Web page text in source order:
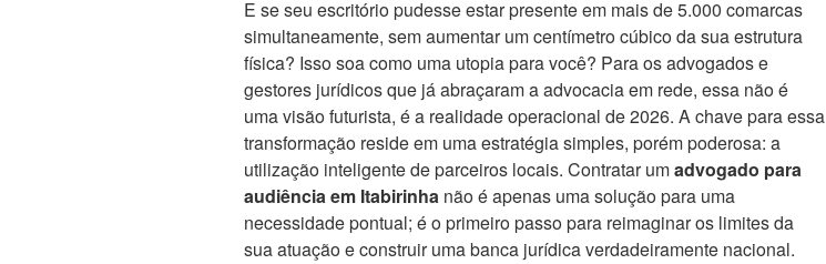
E se seu escritório pudesse estar presente em mais de 5.000 comarcas
simultaneamente, sem aumentar um centímetro cúbico da sua estrutura
física? Isso soa como uma utopia para você? Para os advogados e
gestores jurídicos que já abraçaram a advocacia em rede, essa não é
uma visão futurista, é a realidade operacional de 2026. A chave para essa
transformação reside em uma estratégia simples, porém poderosa: a
utilização inteligente de parceiros locais. Contratar umadvogado para
audiência em Itabirinha não é apenas uma solução para uma
necessidade pontual; é o primeiro passo para reimaginar os limites da
sua atuação e construir uma banca jurídica verdadeiramente nacional.